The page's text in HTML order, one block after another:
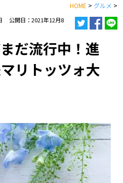
HOME > グルメ >
公開日：2021年12月8
だ流行中！進
リトッツォ大